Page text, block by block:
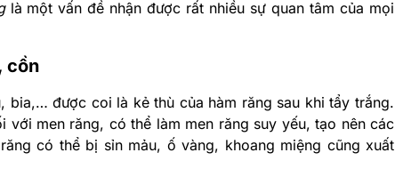
là một vấn đề nhận được rất nhiều sự quan tâm của mọi
cồn
được coi là kẻ thù của hàm răng sau khi tẩy trắng.
men răng, có thể làm men răng suy yếu, tạo nên các
có thể bị sỉn mảu, ố vàng, khoang miệng cũng xuất